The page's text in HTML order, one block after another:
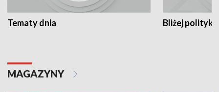
Tematy dnia Bliżej polityki
MAGAZYNY